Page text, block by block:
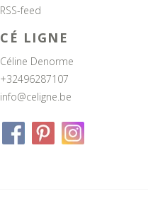
RSS-feed
CÉ LIGNE
Céline Denorme
+32496287107
info@celigne.be